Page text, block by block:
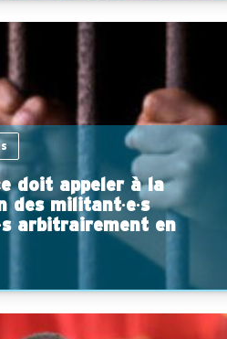
doit appeler à la
des militant∙e∙s
arbitrairement en